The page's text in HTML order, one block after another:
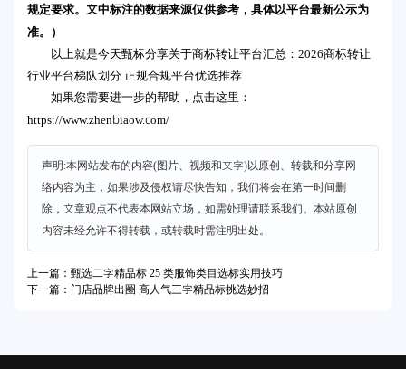
规定要求。文中标注的数据来源仅供参考，具体以平台最新公示为
准。）
以上就是今天甄标分享关于商标转让平台汇总：2026商标转让
行业平台梯队划分 正规合规平台优选推荐
如果您需要进一步的帮助，点击这里：
https://www.zhenbiaow.com/
声明:本网站发布的内容(图片、视频和文字)以原创、转载和分享网
络内容为主，如果涉及侵权请尽快告知，我们将会在第一时间删
除，文章观点不代表本网站立场，如需处理请联系我们。本站原创
内容未经允许不得转载，或转载时需注明出处。
上一篇：甄选二字精品标 25 类服饰类目选标实用技巧
下一篇：门店品牌出圈 高人气三字精品标挑选妙招